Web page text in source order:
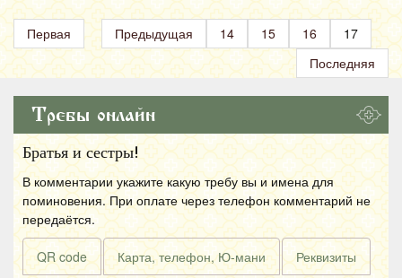
Первая Предыдущая 14 15 16
17
Последняя
Требы онлайн
Братья и сестры!
В комментарии укажите какую требу вы и имена для
поминовения. При оплате через телефон комментарий не
передаётся.
QR code Карта, телефон, Ю-мани Реквизиты